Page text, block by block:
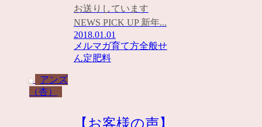
お送りしています
NEWS PICK UP 新年...
2018.01.01
メルマガ育て方全般せ
ん定肥料
アンズ
（杏）
【お客様の声】